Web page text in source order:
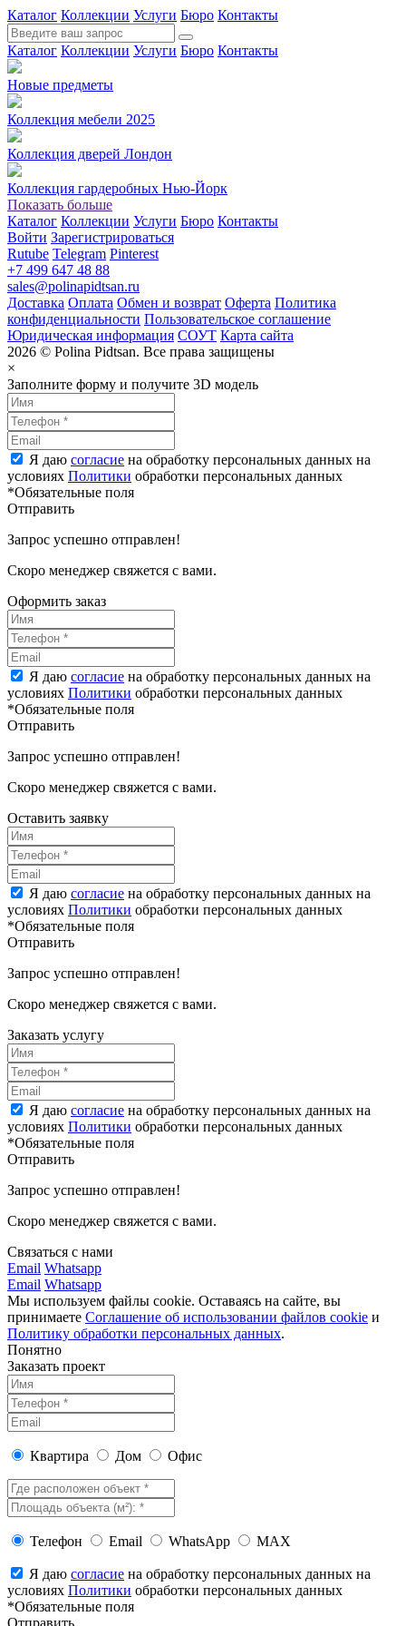
Каталог Коллекции Услуги Бюро Контакты
Каталог Коллекции Услуги Бюро Контакты
Новые предметы
Коллекция мебели 2025
Коллекция дверей Лондон
Коллекция гардеробных Нью-Йорк
Показать больше
Каталог Коллекции Услуги Бюро Контакты
Войти Зарегистрироваться
Rutube Telegram Pinterest
+7 499 647 48 88
sales@polinapidtsan.ru
Доставка Оплата Обмен и возврат Оферта Политика
конфиденциальности Пользовательское соглашение
Юридическая информация СОУТ Карта сайта
2026 © Polina Pidtsan. Все права защищены
×
Заполните форму и получите 3D модель
Я даю согласие на обработку персональных данных на
условиях Политики обработки персональных данных
*Обязательные поля
Отправить
Запрос успешно отправлен!
Скоро менеджер свяжется с вами.
Оформить заказ
Я даю согласие на обработку персональных данных на
условиях Политики обработки персональных данных
*Обязательные поля
Отправить
Запрос успешно отправлен!
Скоро менеджер свяжется с вами.
Оставить заявку
Я даю согласие на обработку персональных данных на
условиях Политики обработки персональных данных
*Обязательные поля
Отправить
Запрос успешно отправлен!
Скоро менеджер свяжется с вами.
Заказать услугу
Я даю согласие на обработку персональных данных на
условиях Политики обработки персональных данных
*Обязательные поля
Отправить
Запрос успешно отправлен!
Скоро менеджер свяжется с вами.
Связаться с нами
Email Whatsapp
Email Whatsapp
Мы используем файлы cookie. Оставаясь на сайте, вы
принимаете Соглашение об использовании файлов cookie и
Политику обработки персональных данных.
Понятно
Заказать проект
Квартира Дом Офис
Телефон Email WhatsApp MAX
Я даю согласие на обработку персональных данных на
условиях Политики обработки персональных данных
*Обязательные поля
Отправить